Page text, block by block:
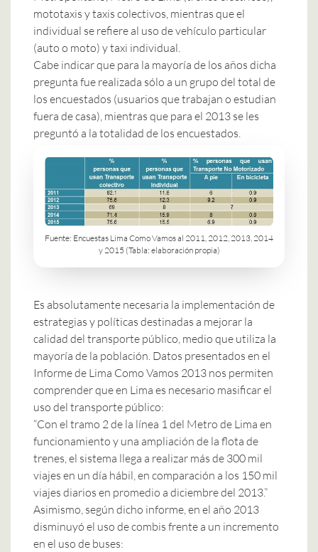
mototaxis y taxis colectivos, mientras que el
individual se refiere al uso de vehículo particular
(auto o moto) y taxi individual.
Cabe indicar que para la mayoría de los años dicha
pregunta fue realizada sólo a un grupo del total de
los encuestados (usuarios que trabajan o estudian
fuera de casa), mientras que para el 2013 se les
preguntó a la totalidad de los encuestados.
Fuente: Encuestas Lima Como Vamos al 2011, 2012, 2013, 2014
y 2015 (Tabla: elaboración propia)
Es absolutamente necesaria la implementación de
estrategias y políticas destinadas a mejorar la
calidad del transporte público, medio que utiliza la
mayoría de la población. Datos presentados en el
Informe de Lima Como Vamos 2013 nos permiten
comprender que en Lima es necesario masificar el
uso del transporte público:
“Con el tramo 2 de la línea 1 del Metro de Lima en
funcionamiento y una ampliación de la flota de
trenes, el sistema llega a realizar más de 300 mil
viajes en un día hábil, en comparación a los 150 mil
viajes diarios en promedio a diciembre del 2013.”
Asimismo, según dicho informe, en el año 2013
disminuyó el uso de combis frente a un incremento
en el uso de buses: